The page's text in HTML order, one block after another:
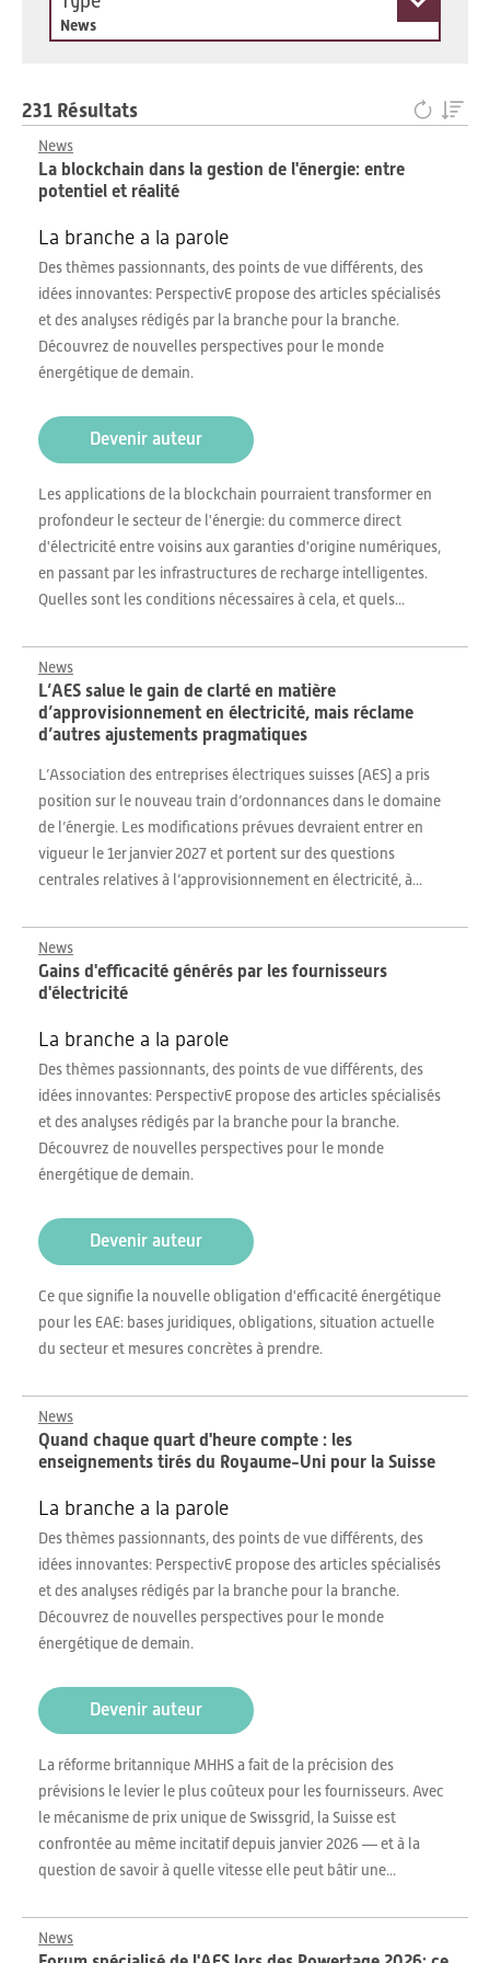
News
231 Résultats
News
La blockchain dans la gestion de l'énergie: entre
potentiel et réalité
La branche a la parole
Des thèmes passionnants, des points de vue différents, des
idées innovantes: PerspectivE propose des articles spécialisés
et des analyses rédigés par la branche pour la branche.
Découvrez de nouvelles perspectives pour le monde
énergétique de demain.
Devenir auteur
Les applications de la blockchain pourraient transformer en
profondeur le secteur de l'énergie: du commerce direct
d'électricité entre voisins aux garanties d'origine numériques,
en passant par les infrastructures de recharge intelligentes.
Quelles sont les conditions nécessaires à cela, et quels...
News
L’AES salue le gain de clarté en matière
d’approvisionnement en électricité, mais réclame
d’autres ajustements pragmatiques
L’Association des entreprises électriques suisses (AES) a pris
position sur le nouveau train d’ordonnances dans le domaine
de l’énergie. Les modifications prévues devraient entrer en
vigueur le 1er janvier 2027 et portent sur des questions
centrales relatives à l’approvisionnement en électricité, à...
News
Gains d'efficacité générés par les fournisseurs
d'électricité
La branche a la parole
Des thèmes passionnants, des points de vue différents, des
idées innovantes: PerspectivE propose des articles spécialisés
et des analyses rédigés par la branche pour la branche.
Découvrez de nouvelles perspectives pour le monde
énergétique de demain.
Devenir auteur
Ce que signifie la nouvelle obligation d'efficacité énergétique
pour les EAE: bases juridiques, obligations, situation actuelle
du secteur et mesures concrètes à prendre.
News
Quand chaque quart d'heure compte : les
enseignements tirés du Royaume-Uni pour la Suisse
La branche a la parole
Des thèmes passionnants, des points de vue différents, des
idées innovantes: PerspectivE propose des articles spécialisés
et des analyses rédigés par la branche pour la branche.
Découvrez de nouvelles perspectives pour le monde
énergétique de demain.
Devenir auteur
La réforme britannique MHHS a fait de la précision des
prévisions le levier le plus coûteux pour les fournisseurs. Avec
le mécanisme de prix unique de Swissgrid, la Suisse est
confrontée au même incitatif depuis janvier 2026 — et à la
question de savoir à quelle vitesse elle peut bâtir une...
News